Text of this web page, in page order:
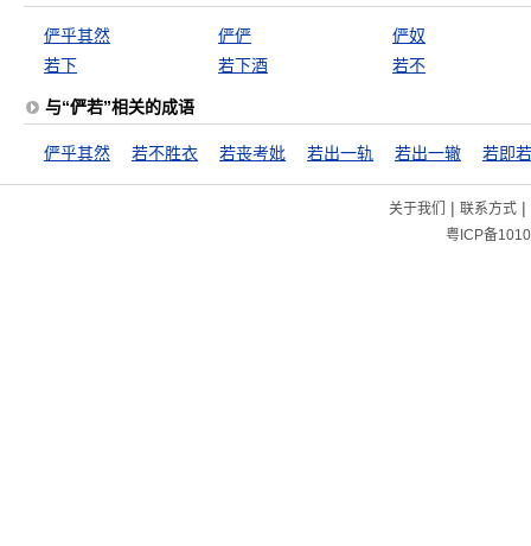
俨乎其然 俨俨
俨奴
若下
若下酒 若不
与“俨若”相关的成语
俨乎其然 若不胜衣 若丧考妣 若出一轨 若出一辙 若即
关于我们 | 联系方式|
粤ICP备